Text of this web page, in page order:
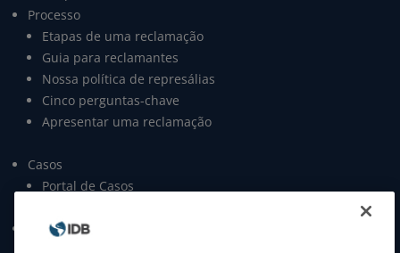
Processo
Etapas de uma reclamação
Guia para reclamantes
Nossa política de represálias
Cinco perguntas-chave
Apresentar uma reclamação
Casos
Portal de Casos
Publicações